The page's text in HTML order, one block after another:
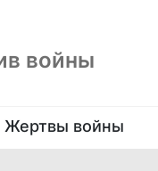
войны
Жертвы войны